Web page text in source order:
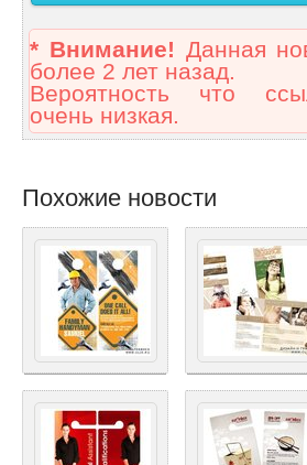
* Внимание! Данная
более 2 лет назад.
Вероятность что
очень низкая.
Похожие новости